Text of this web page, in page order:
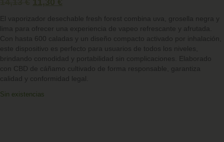
11,30 €
El vaporizador desechable fresh forest combina uva, grosella negra y
lima para ofrecer una experiencia de vapeo refrescante y afrutada.
Con hasta 600 caladas y un diseño compacto activado por inhalación,
este dispositivo es perfecto para usuarios de todos los niveles,
brindando comodidad y portabilidad sin complicaciones. Elaborado
con CBD de cáñamo cultivado de forma responsable, garantiza
calidad y conformidad legal.
Sin existencias